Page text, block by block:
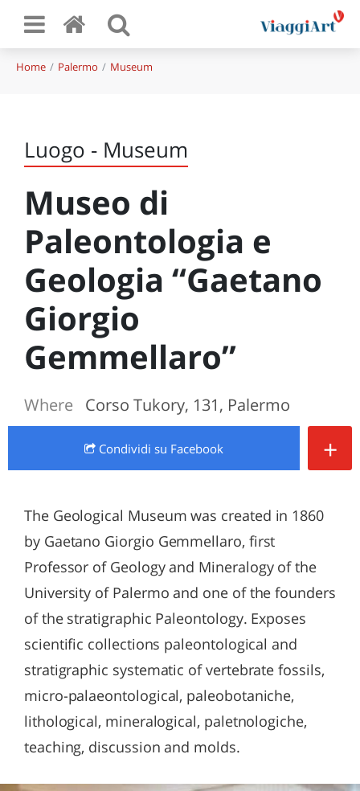
Home Palermo Museum
Luogo - Museum
Museo di
Paleontologia e
Geologia “Gaetano
Giorgio
Gemmellaro”
Where Corso Tukory, 131, Palermo
Condividi su Facebook +
The Geological Museum was created in 1860
by Gaetano Giorgio Gemmellaro, first
Professor of Geology and Mineralogy of the
University of Palermo and one of the founders
of the stratigraphic Paleontology. Exposes
scientific collections paleontological and
stratigraphic systematic of vertebrate fossils,
micro-palaeontological, paleobotaniche,
lithological, mineralogical, paletnologiche,
teaching, discussion and molds.